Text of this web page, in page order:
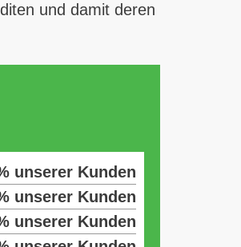
und damit deren
unserer Kunden
unserer Kunden
unserer Kunden